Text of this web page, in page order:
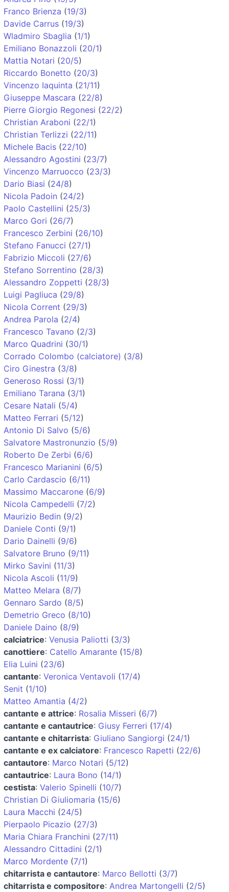
Franco Brienza (19/3)
Davide Carrus (19/3)
Wladmiro Sbaglia (1/1)
Emiliano Bonazzoli (20/1)
Mattia Notari (20/5)
Riccardo Bonetto (20/3)
Vincenzo Iaquinta (21/11)
Giuseppe Mascara (22/8)
Pierre Giorgio Regonesi (22/2)
Christian Araboni (22/1)
Christian Terlizzi (22/11)
Michele Bacis (22/10)
Alessandro Agostini (23/7)
Vincenzo Marruocco (23/3)
Dario Biasi (24/8)
Nicola Padoin (24/2)
Paolo Castellini (25/3)
Marco Gori (26/7)
Francesco Zerbini (26/10)
Stefano Fanucci (27/1)
Fabrizio Miccoli (27/6)
Stefano Sorrentino (28/3)
Alessandro Zoppetti (28/3)
Luigi Pagliuca (29/8)
Nicola Corrent (29/3)
Andrea Parola (2/4)
Francesco Tavano (2/3)
Marco Quadrini (30/1)
Corrado Colombo (calciatore) (3/8)
Ciro Ginestra (3/8)
Generoso Rossi (3/1)
Emiliano Tarana (3/1)
Cesare Natali (5/4)
Matteo Ferrari (5/12)
Antonio Di Salvo (5/6)
Salvatore Mastronunzio (5/9)
Roberto De Zerbi (6/6)
Francesco Marianini (6/5)
Carlo Cardascio (6/11)
Massimo Maccarone (6/9)
Nicola Campedelli (7/2)
Maurizio Bedin (9/2)
Daniele Conti (9/1)
Dario Dainelli (9/6)
Salvatore Bruno (9/11)
Mirko Savini (11/3)
Nicola Ascoli (11/9)
Matteo Melara (8/7)
Gennaro Sardo (8/5)
Demetrio Greco (8/10)
Daniele Daino (8/9)
calciatrice: Venusia Paliotti (3/3)
canottiere: Catello Amarante (15/8)
Elia Luini (23/6)
cantante: Veronica Ventavoli (17/4)
Senit (1/10)
Matteo Amantia (4/2)
cantante e attrice: Rosalia Misseri (6/7)
cantante e cantautrice: Giusy Ferreri (17/4)
cantante e chitarrista: Giuliano Sangiorgi (24/1)
cantante e ex calciatore: Francesco Rapetti (22/6)
cantautore: Marco Notari (5/12)
cantautrice: Laura Bono (14/1)
cestista: Valerio Spinelli (10/7)
Christian Di Giuliomaria (15/6)
Laura Macchi (24/5)
Pierpaolo Picazio (27/3)
Maria Chiara Franchini (27/11)
Alessandro Cittadini (2/1)
Marco Mordente (7/1)
chitarrista e cantautore: Marco Bellotti (3/7)
chitarrista e compositore: Andrea Martongelli (2/5)